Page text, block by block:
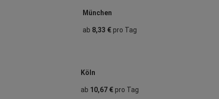
München
ab 8,33 €pro Tag
Köln
ab 10,67 €pro Tag